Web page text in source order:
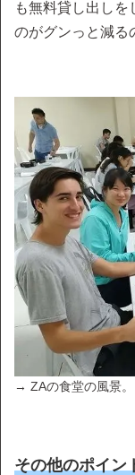
も無料貸し出し
のがグンっと減る
→ ZAの食堂の風景。
その他のポイン